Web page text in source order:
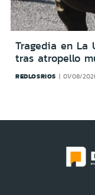
Tragedia en
tras atropello
REDLOSRIOS 01/08/